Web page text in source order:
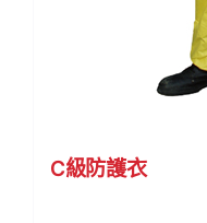
C級防護衣